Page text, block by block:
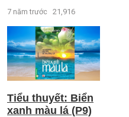
7 năm trước 21,916
Tiểu thuyết: Biển
xanh màu lá (P9)